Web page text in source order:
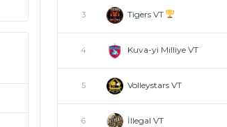
3 Tigers VT
4 Kuva-yi Milliye VT
5 Volleystars VT
6 İllegal VT